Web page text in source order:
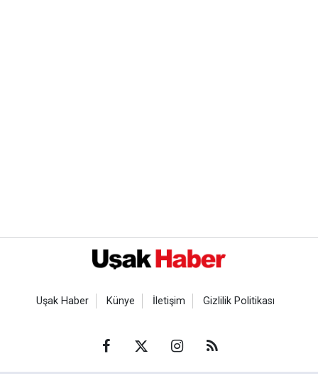
Uşak Haber Künye İletişim Gizlilik Politikası